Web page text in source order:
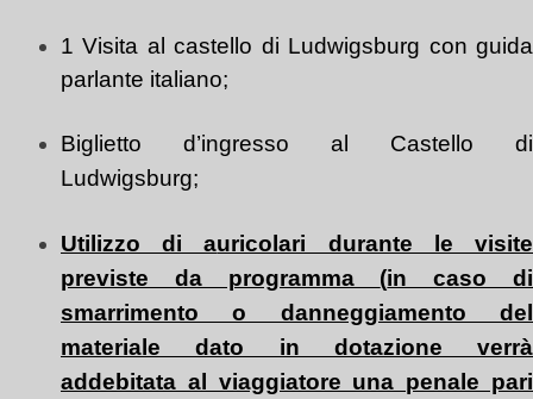
1 Visita al castello di Ludwigsburg con guida
parlante italiano;
Biglietto d’ingresso al Castello di
Ludwigsburg;
Utilizzo di auricolari durante le visite
previste da programma (in caso di
smarrimento o danneggiamento del
materiale dato in dotazione verrà
addebitata al viaggiatore una penale pari